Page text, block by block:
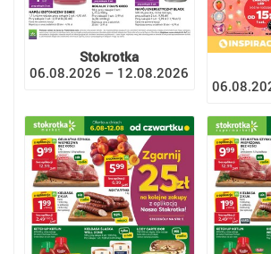
Stokrotka
06.08.2026 – 12.08.2026